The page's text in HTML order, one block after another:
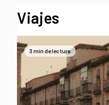
Viajes
3 min de lectura